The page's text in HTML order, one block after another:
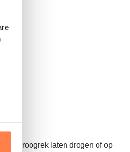
het droogrek laten drogen of op